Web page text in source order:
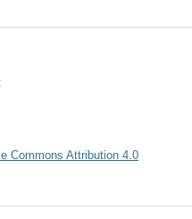
Commons Attribution 4.0